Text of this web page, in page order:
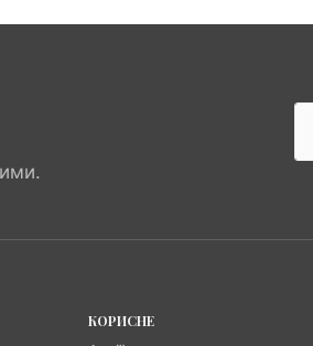
КОРИСНЕ